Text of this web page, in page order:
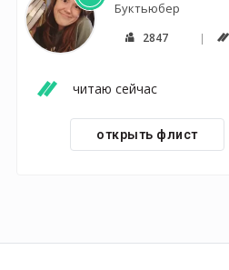
Буктьюбер
2847
читаю сейчас
открыть флист